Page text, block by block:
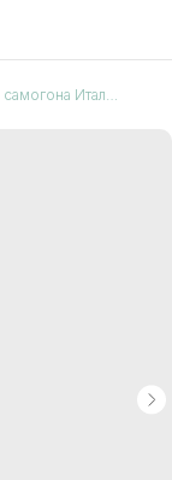
Настойка для самогона Итальянская Самбука